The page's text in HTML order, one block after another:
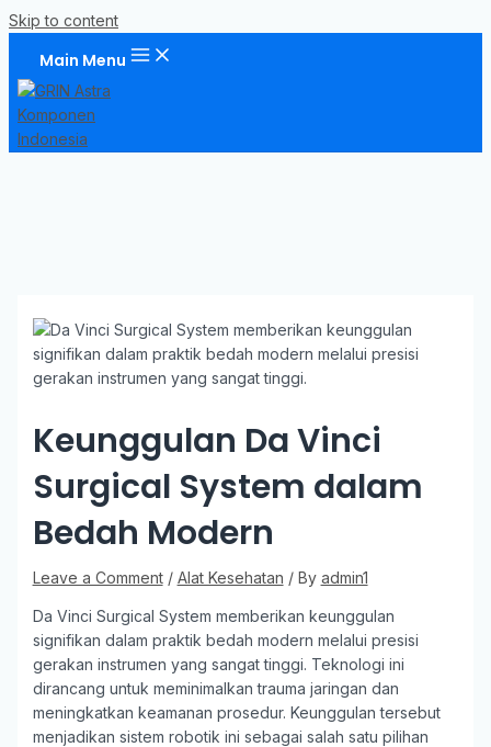
Skip to content
Main Menu
Keunggulan Da Vinci
Surgical System dalam
Bedah Modern
Leave a Comment / Alat Kesehatan / By admin1
Da Vinci Surgical System memberikan keunggulan
signifikan dalam praktik bedah modern melalui presisi
gerakan instrumen yang sangat tinggi. Teknologi ini
dirancang untuk meminimalkan trauma jaringan dan
meningkatkan keamanan prosedur. Keunggulan tersebut
menjadikan sistem robotik ini sebagai salah satu pilihan